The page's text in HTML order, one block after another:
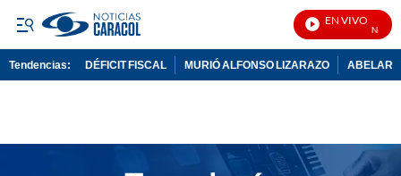
EN VIVO
Tendencias: DÉFICIT FISCAL MURIÓ ALFONSO LIZARAZO